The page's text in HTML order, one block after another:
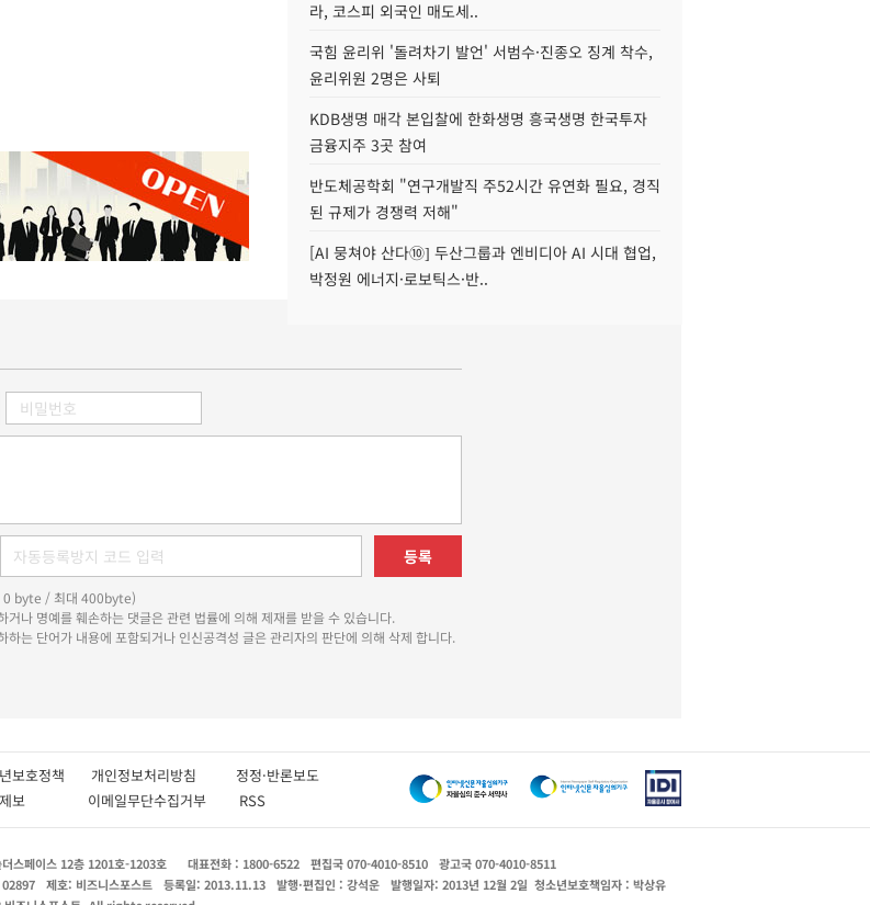
라, 코스피 외국인 매도세..
국힘 윤리위 '돌려차기 발언' 서범수·진종오 징계 착수,
윤리위원 2명은 사퇴
KDB생명 매각 본입찰에 한화생명 흥국생명 한국투자
금융지주 3곳 참여
반도체공학회 "연구개발직 주52시간 유연화 필요, 경직
된 규제가 경쟁력 저해"
[AI 뭉쳐야 산다⑩] 두산그룹과 엔비디아 AI 시대 협업,
박정원 에너지·로보틱스·반..
등록
0 byte / 최대 400byte)
거나 명예를 훼손하는 댓글은 관련 법률에 의해 제재를 받을 수 있습니다.
하는 단어가 내용에 포함되거나 인신공격성 글은 관리자의 판단에 의해 삭제 합니다.
년보호정책 개인정보처리방침 정정·반론보도
제보 이메일무단수집거부 RSS
스페이스 12층 1201호-1203호 대표전화 : 1800-6522 편집국 070-4010-8510
광고국 070-4010-8511
02897 제호: 비즈니스포스트 등록일: 2013.11.13 발행·편집인 : 강석운 발행일자: 2013년 12월 2일 청소년보호책임자 : 박상유